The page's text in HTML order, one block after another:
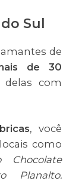
Sul
de
de 30
com
, você
como
Chocolate
Planalto.